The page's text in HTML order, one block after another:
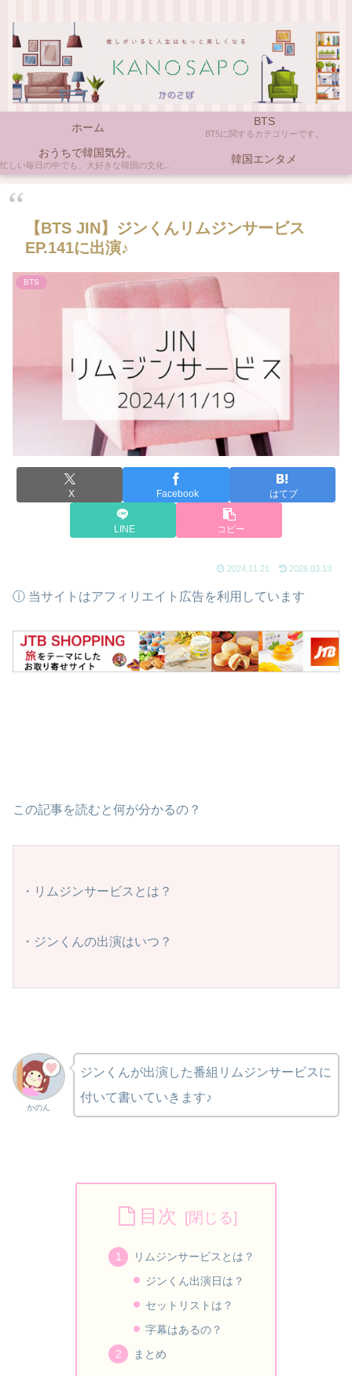
ホーム BTS
BTSに関するカテゴリーです。
おうちで韓国気分。
忙しい毎日の中でも、大好きな韓国の文化やアイテムに触れると心がほっとしますよね。ここでは、自宅で手軽に楽しめる韓国の美味しいもの、お気に入りのコスメ、そして推し活の楽しみ方など、「おうちにいながら韓国気分」に触れられるヒントを私らしくお届けします。 韓国エンタメ
【BTS JIN】ジンくんリムジンサービス
EP.141に出演♪
BTS
X Facebook はてブ
LINE コピー
2024.11.21 2026.03.13
ⓘ 当サイトはアフィリエイト広告を利用しています
この記事を読むと何が分かるの？
・リムジンサービスとは？
・ジンくんの出演はいつ？
かのん
ジンくんが出演した番組リムジンサービスに
付いて書いていきます♪
目次
リムジンサービスとは？
ジンくん出演日は？
セットリストは？
字幕はあるの？
まとめ